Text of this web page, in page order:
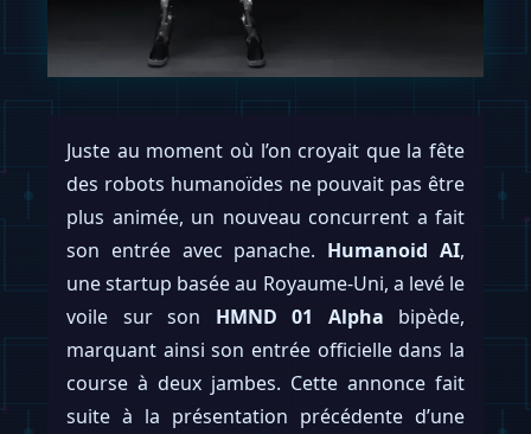
Juste au moment où l’on croyait que la fête
des robots humanoïdes ne pouvait pas être
plus animée, un nouveau concurrent a fait
son entrée avec panache. Humanoid AI,
une startup basée au Royaume-Uni, a levé le
voile sur son HMND 01 Alpha bipède,
marquant ainsi son entrée officielle dans la
course à deux jambes. Cette annonce fait
suite à la présentation précédente d’une